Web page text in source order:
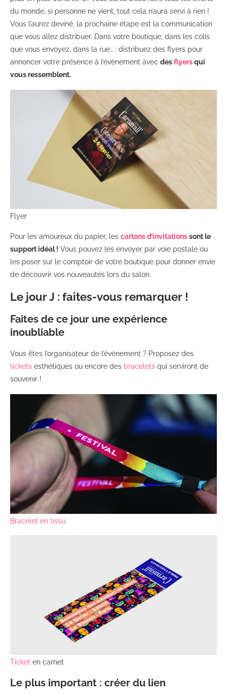
du monde, si personne ne vient, tout cela n’aura servi à rien !
Vous l’aurez deviné, la prochaine étape est la communication
que vous allez distribuer. Dans votre boutique, dans les colis
que vous envoyez, dans la rue… : distribuez des flyers pour
annoncer votre présence à l’évènement avec desflyersqui
vous ressemblent.
Flyer
Pour les amoureux du papier, les cartons d’invitationssont le
support idéal ! Vous pouvez les envoyer par voie postale ou
les poser sur le comptoir de votre boutique pour donner envie
de découvrir vos nouveautés lors du salon.
Le jour J : faites-vous remarquer !
Faites de ce jour une expérience
inoubliable
Vous êtes l’organisateur de l’évènement ? Proposez des
tickets esthétiques ou encore des bracelets qui serviront de
souvenir !
Bracelet en tissu
Ticket en carnet
Le plus important : créer du lien